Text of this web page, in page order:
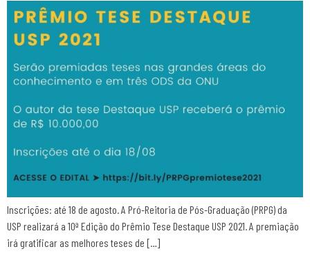
Inscrições: até 18 de agosto. A Pró-Reitoria de Pós-Graduação (PRPG) da
USP realizará a 10ª Edição do Prêmio Tese Destaque USP 2021. A premiação
irá gratificar as melhores teses de […]